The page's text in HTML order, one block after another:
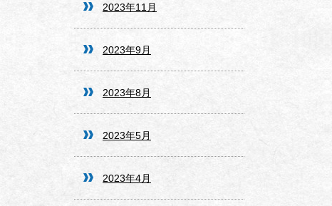
2023年11月
2023年9月
2023年8月
2023年5月
2023年4月